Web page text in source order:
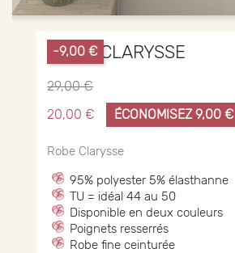
ROBE CLARYSSE
29,00 €
20,00 €
ÉCONOMISEZ 9,00 €
Robe Clarysse
95% polyester 5% élasthanne
TU = idéal 44 au 50
Disponible en deux couleurs
Poignets resserrés
Robe fine ceinturée
-9,00 €